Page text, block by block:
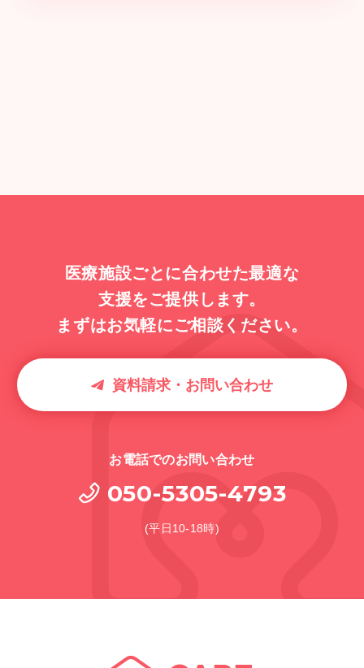
医療施設ごとに合わせた最適な
支援をご提供します。
まずはお気軽にご相談ください。
資料請求・お問い合わせ
お電話でのお問い合わせ
050-5305-4793
(平日10-18時)